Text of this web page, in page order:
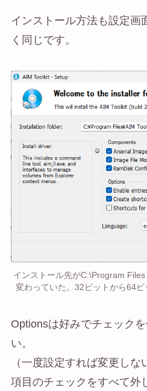
インストール方法も設定画
く同じです。
インストール先がC:\Program
変わっていた。32ビットから64
Optionsは好みでチェック
い。
（一度設定すれば変更し
項目のチェックをすべて外